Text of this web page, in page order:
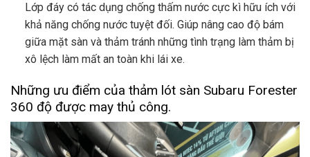
Lớp đáy có tác dụng chống thấm nước cực kì hữu ích với
khả năng chống nước tuyệt đối. Giúp nâng cao độ bám
giữa mặt sàn và thảm tránh những tình trạng làm thảm bị
xô lệch làm mất an toàn khi lái xe.
Những ưu điểm của thảm lót sàn Subaru Forester
360 độ được may thủ công.